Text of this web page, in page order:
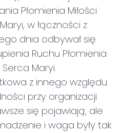
Płomienia Miłości
w łączności z
dnia odbywał się
Ruchu Płomienia
Maryi.
z innego względu.
przy organizacji
się pojawiają, ale
i waga były tak